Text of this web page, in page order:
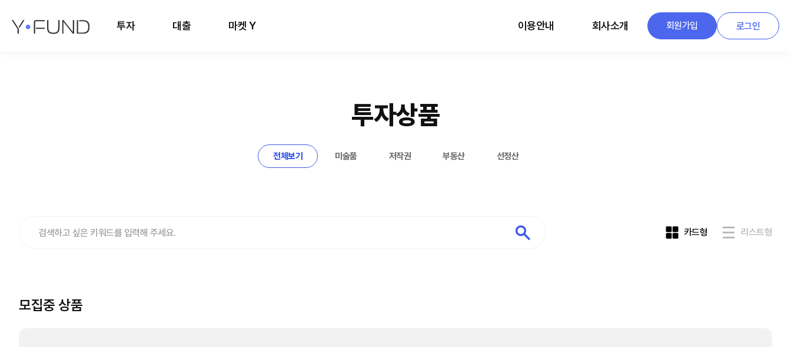
투자 대출 마켓 Y 이용안내 회사소개 회원가입 로그인
투자상품
전체보기 미술품 저작권 부동산 선정산
카드형 리스트형
모집중 상품